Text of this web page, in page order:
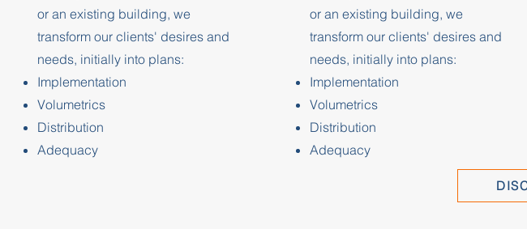
or an existing building, we
transform our clients' desires and
needs, initially into plans:
Implementation
Volumetrics
Distribution
Adequacy
or an existing building, we
transform our clients' desires and
needs, initially into plans:
Implementation
Volumetrics
Distribution
Adequacy